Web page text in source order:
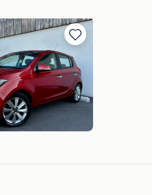
Bewaren
in
Mijn
Favorieten